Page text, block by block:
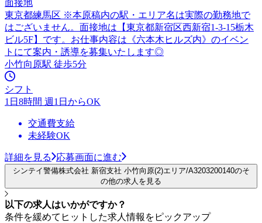
面接地
東京都練馬区 ※本原稿内の駅・エリア名は実際の勤務地で
はございません。面接地は【東京都新宿区西新宿1-3-15栃木
ビル5F】です。お仕事内容は《六本木ヒルズ内》のイベン
トにて案内・誘導を募集いたします◎
小竹向原駅 徒歩5分
シフト
1日8時間 週1日からOK
交通費支給
未経験OK
詳細を見る 応募画面に進む
シンテイ警備株式会社 新宿支社 小竹向原(2)エリア/A3203200140のそ
の他の求人を見る
以下の求人はいかがですか？
条件を緩めてヒットした求人情報をピックアップ